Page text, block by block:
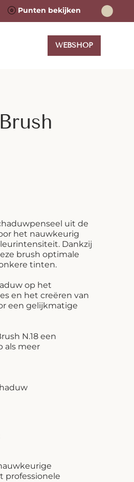
Punten bekijken
WEBSHOP
uit de
het nauwkeurig
Dankzij
brush optimale
tinten.
op het
en het creëren van
een gelijkmatige
N.18 een
als meer
professionele